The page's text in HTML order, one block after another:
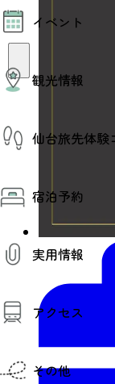
AIおまかせコ
イベント
その他イベ
観光情報
温泉
プロスポー
仙台の銘品
仙台夜時間
宿泊施設
仙台観光マッ
仙台旅先体験
体験プログ
体験トピッ
体験事業者
宿泊予約
宿泊予約
実用情報
観光案内
お役立ち情報
仙台観光マ
アクセス
仙台までの
市内の交通
その他